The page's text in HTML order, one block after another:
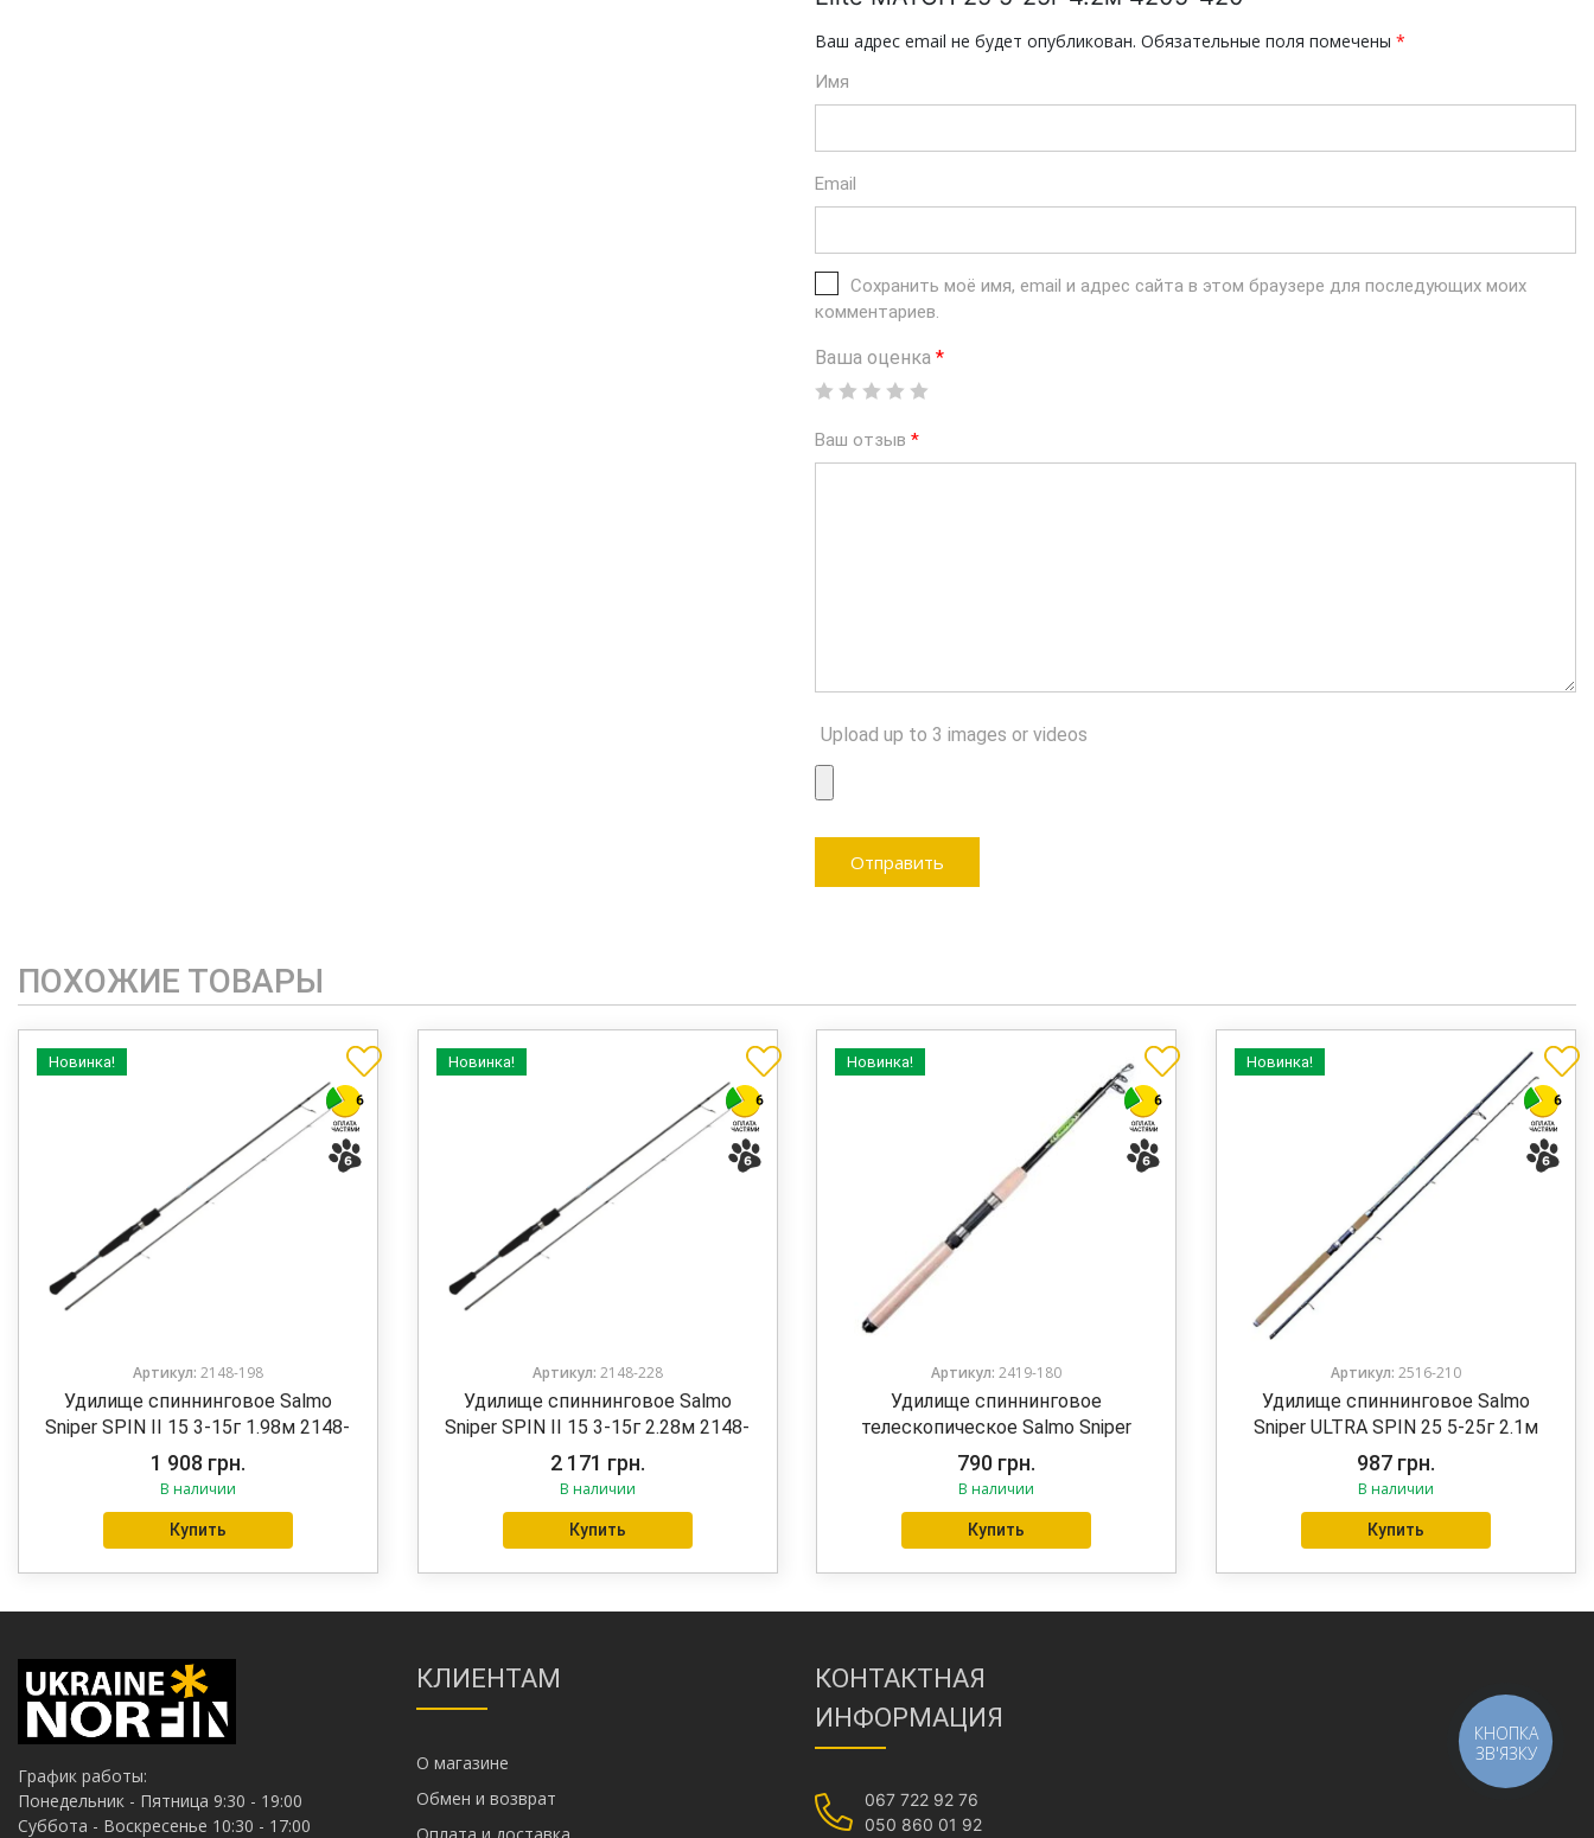
Ваш адрес email не будет опубликован. Обязательные поля помечены *
Имя
Email
Сохранить моё имя, email и адрес сайта в этом браузере для последующих моих
комментариев.
Ваша оценка *
Ваш отзыв *
Upload up to 3 images or videos
ПОХОЖИЕ ТОВАРЫ
Новинка!
Артикул: 2148-198
Удилище спиннинговое Salmo
Sniper SPIN II 15 3-15г 1.98м 2148-
198
1 908 грн.
В наличии
Купить
Новинка!
Артикул: 2148-228
Удилище спиннинговое Salmo
Sniper SPIN II 15 3-15г 2.28м 2148-
228
2 171 грн.
В наличии
Купить
Новинка!
Артикул:2419-180
Удилище спиннинговое
телескопическое Salmo Sniper
TRAVEL SPIN 20 5-20г 1.8м 2419-
180
790 грн.
В наличии
Купить
Новинка!
Артикул:2516-210
Удилище спиннинговое Salmo
Sniper ULTRA SPIN 25 5-25г 2.1м
2516-210
987 грн.
В наличии
Купить
График работы:
Понедельник - Пятница 9:30 - 19:00
Суббота - Воскресенье 10:30 - 17:00
КЛИЕНТАМ
О магазине
Обмен и возврат
КОНТАКТНАЯ
ИНФОРМАЦИЯ
067 722 92 76
050 860 01 92
КНОПКА
ЗВ'ЯЗКУ